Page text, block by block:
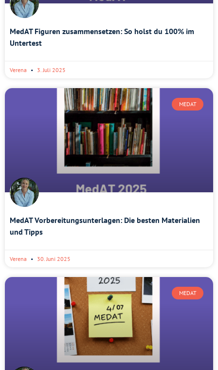
MedAT Figuren zusammensetzen: So holst du 100% im
Untertest
Verena 3. Juli 2025
MEDAT
MedAT Vorbereitungsunterlagen: Die besten Materialien
und Tipps
Verena 30. Juni 2025
MEDAT